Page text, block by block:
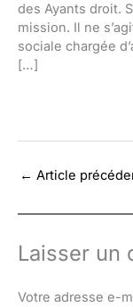
des Ayants droit.
mission. Il ne
sociale chargée
[…]
← Article
Laisser un
Votre adresse e-